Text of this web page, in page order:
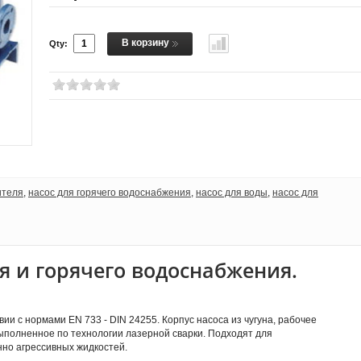
Qty: В корзину
, насос для горячего водоснабжения, насос для воды, насос для
и горячего водоснабжения.
с нормами EN 733 - DIN 24255. Корпус насоса из чугуна, рабочее
по технологии лазерной сварки. Подходят для
агрессивных жидкостей.